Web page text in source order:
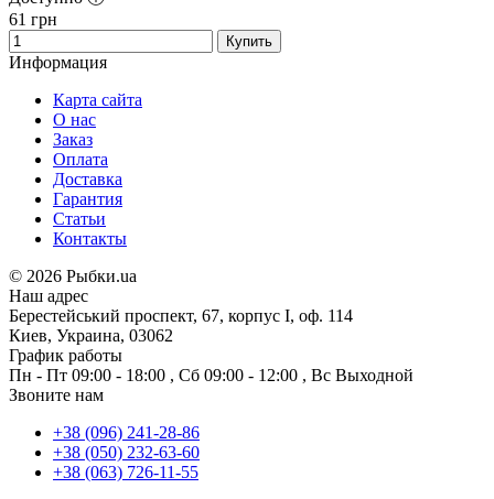
61 грн
Купить
Информация
Карта сайта
О нас
Заказ
Оплата
Доставка
Гарантия
Статьи
Контакты
© 2026 Рыбки.ua
Наш адрес
Берестейський проспект, 67, корпус I, оф. 114
Киев, Украина, 03062
График работы
Пн - Пт 09:00 - 18:00 , Сб 09:00 - 12:00 , Вс Выходной
Звоните нам
+38 (096) 241-28-86
+38 (050) 232-63-60
+38 (063) 726-11-55